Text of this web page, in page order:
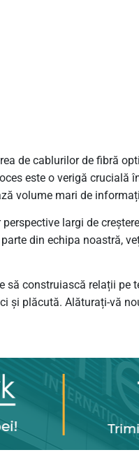
de cablurilor de fibră
este o verigă
volume mari de
largi de
din echipa noastră,
să construiască relații
și plăcută. Alăturați-vă